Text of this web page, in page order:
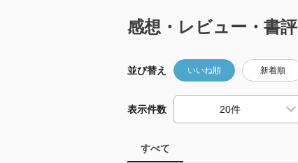
感想・レビュー・書評
並び替え いいね順 新着順
表示件数
すべて